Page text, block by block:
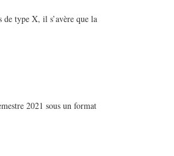
de type X, il s’avère que la
2021 sous un format